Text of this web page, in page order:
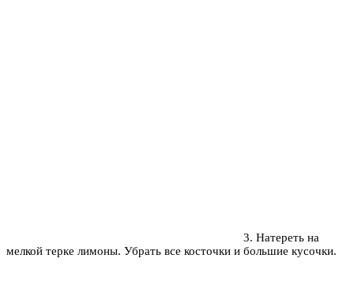
3. Натереть на
мелкой терке лимоны. Убрать все косточки и большие кусочки.